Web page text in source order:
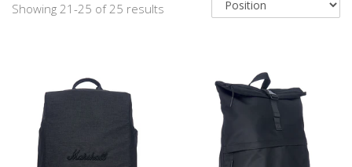
Showing 21-25 of 25 results